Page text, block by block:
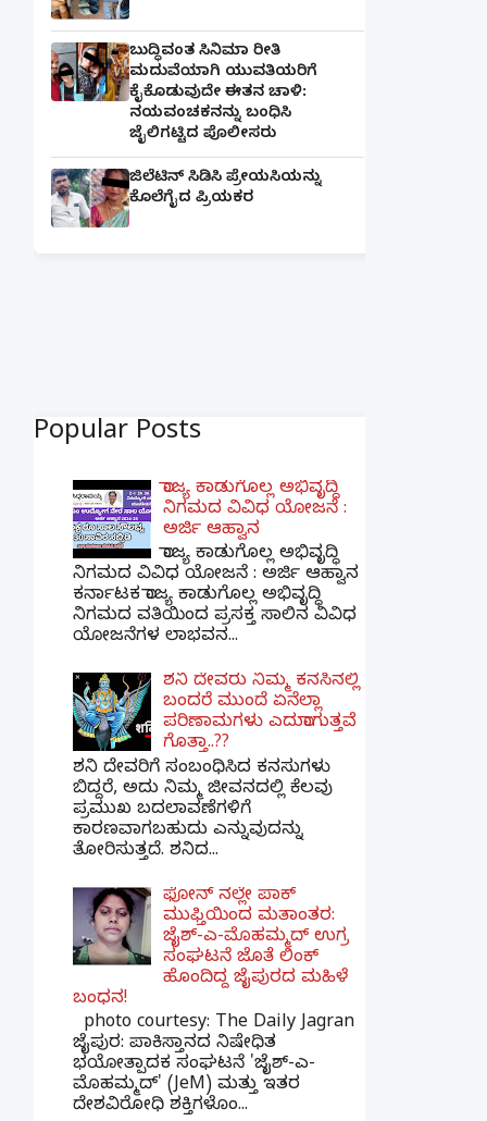
ಬುದ್ಧಿವಂತ ಸಿನಿಮಾ ರೀತಿ
ಮದುವೆಯಾಗಿ ಯುವತಿಯರಿಗೆ
ಕೈಕೊಡುವುದೇ ಈತನ ಚಾಳಿ:
ನಯವಂಚಕನನ್ನು ಬಂಧಿಸಿ
ಜೈಲಿಗಟ್ಟಿದ ಪೊಲೀಸರು
ಜಿಲೆಟಿನ್ ಸಿಡಿಸಿ ಪ್ರೇಯಸಿಯನ್ನು
ಕೊಲೆಗೈದ ಪ್ರಿಯಕರ
Popular Posts
ರಾಜ್ಯ ಕಾಡುಗೊಲ್ಲ ಅಭಿವೃದ್ಧಿ
ನಿಗಮದ ವಿವಿಧ ಯೋಜನೆ :
ಅರ್ಜಿ ಆಹ್ವಾನ
ರಾಜ್ಯ ಕಾಡುಗೊಲ್ಲ ಅಭಿವೃದ್ಧಿ
ನಿಗಮದ ವಿವಿಧ ಯೋಜನೆ : ಅರ್ಜಿ ಆಹ್ವಾನ
ಕರ್ನಾಟಕ ರಾಜ್ಯ ಕಾಡುಗೊಲ್ಲ ಅಭಿವೃದ್ಧಿ
ನಿಗಮದ ವತಿಯಿಂದ ಪ್ರಸಕ್ತ ಸಾಲಿನ ವಿವಿಧ
ಯೋಜನೆಗಳ ಲಾಭವನ...
ಶನಿ ದೇವರು ನಿಮ್ಮ ಕನಸಿನಲ್ಲಿ
ಬಂದರೆ ಮುಂದೆ ಏನೆಲ್ಲಾ
ಪರಿಣಾಮಗಳು ಎದುರಾಗುತ್ತವೆ
ಗೊತ್ತಾ..??
ಶನಿ ದೇವರಿಗೆ ಸಂಬಂಧಿಸಿದ ಕನಸುಗಳು
ಬಿದ್ದರೆ, ಅದು ನಿಮ್ಮ ಜೀವನದಲ್ಲಿ ಕೆಲವು
ಪ್ರಮುಖ ಬದಲಾವಣೆಗಳಿಗೆ
ಕಾರಣವಾಗಬಹುದು ಎನ್ನುವುದನ್ನು
ತೋರಿಸುತ್ತದೆ. ಶನಿದ...
ಫೋನ್ ನಲ್ಲೇ ಪಾಕ್
ಮುಫ್ತಿಯಿಂದ ಮತಾಂತರ:
ಜೈಶ್-ಎ-ಮೊಹಮ್ಮದ್ ಉಗ್ರ
ಸಂಘಟನೆ ಜೊತೆ ಲಿಂಕ್
ಹೊಂದಿದ್ದ ಜೈಪುರದ ಮಹಿಳೆ
ಬಂಧನ!
photo courtesy: The Daily Jagran
ಜೈಪುರ: ಪಾಕಿಸ್ತಾನದ ನಿಷೇಧಿತ
ಭಯೋತ್ಪಾದಕ ಸಂಘಟನೆ 'ಜೈಶ್-ಎ-
ಮೊಹಮ್ಮದ್' (JeM) ಮತ್ತು ಇತರ
ದೇಶವಿರೋಧಿ ಶಕ್ತಿಗಳೊಂ...